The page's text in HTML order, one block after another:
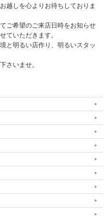
越しを心よりお待ちしておりま
ご希望のご来店日時をお知らせ
ていただきます。
と明るい店作り、明るいスタッ
さいませ。